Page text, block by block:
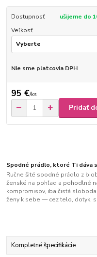
Dostupnosť
ušijeme do
Veľkosť
Nie sme platcovia DPH
95 €/ks
Pridať
Spodné prádlo, ktoré Ti dáva
Ručne šité spodné prádlo z
ženské na pohľad a pohodlné
kompromisov, iba čistá
ženy k sebe — cez telo, dotyk,
Kompletné špecifikácie